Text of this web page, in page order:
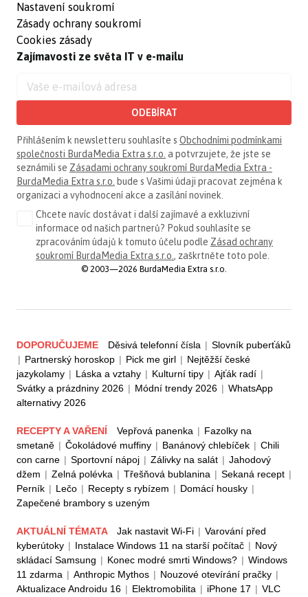
Nastavení soukromí
Zásady ochrany soukromí
Cookies zásady
Zajímavosti ze světa IT v e-mailu
ODEBÍRAT
Přihlášením k newsletteru souhlasíte s Obchodními podmínkami
společnosti BurdaMedia Extra s.r.o. a potvrzujete, že jste se
seznámili se Zásadami ochrany soukromí BurdaMedia Extra -
BurdaMedia Extra s.r.o. bude s Vašimi údaji pracovat zejména k
organizaci a vyhodnocení akce a zasílání novinek.
Chcete navíc dostávat i další zajímavé a exkluzivní
informace od našich partnerů? Pokud souhlasíte se
zpracováním údajů k tomuto účelu podle Zásad ochrany
soukromí BurdaMedia Extra s.r.o., zaškrtněte toto pole.
© 2003—2026 BurdaMedia Extra s.r.o.
DOPORUČUJEME Děsivá telefonní čísla | Slovník puberťáků
| Partnerský horoskop | Pick me girl | Nejtěžší české
jazykolamy | Láska a vztahy | Kulturní tipy | Ajťák radí |
Svátky a prázdniny 2026 | Módní trendy 2026 | WhatsApp
alternativy 2026
RECEPTY A VAŘENÍ Vepřová panenka | Fazolky na
smetaně | Čokoládové muffiny | Banánový chlebíček | Chili
con carne | Sportovní nápoj | Zálivky na salát | Jahodový
džem | Zelná polévka | Třešňová bublanina | Sekaná recept |
Perník | Lečo | Recepty s rybízem | Domácí housky |
Zapečené brambory s uzeným
AKTUÁLNÍ TÉMATA Jak nastavit Wi-Fi | Varování před
kyberútoky | Instalace Windows 11 na starší počítač | Nový
skládací Samsung | Konec modré smrti Windows? | Windows
11 zdarma | Anthropic Mythos | Nouzové otevírání pračky |
Aktualizace Androidu 16 | Elektromobilita | iPhone 17 | VLC